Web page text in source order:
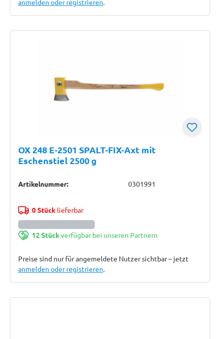
anmelden oder registrieren.
OX 248 E-2501 SPALT-FIX-Axt mit
Eschenstiel 2500 g
Artikelnummer: 0301991
0 Stücklieferbar
12 Stückverfügbar bei unseren Partnern
Preise sind nur für angemeldete Nutzer sichtbar – jetzt
anmelden oder registrieren.